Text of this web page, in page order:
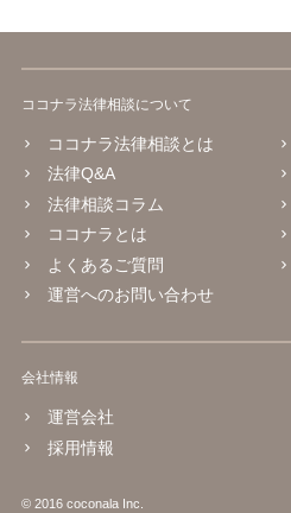
ココナラ法律相談について
ココナラ法律相談とは
法律Q&A
法律相談コラム
ココナラとは
よくあるご質問
運営へのお問い合わせ
会社情報
運営会社
採用情報
© 2016 coconala Inc.